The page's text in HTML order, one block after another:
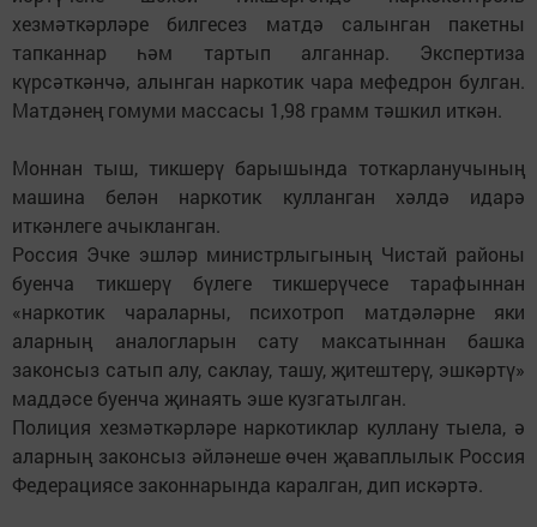
хезмәткәрләре билгесез матдә салынган пакетны
тапканнар һәм тартып алганнар. Экспертиза
күрсәткәнчә, алынган наркотик чара мефедрон булган.
Матдәнең гомуми массасы 1,98 грамм тәшкил иткән.
Моннан тыш, тикшерү барышында тоткарланучының
машина белән наркотик кулланган хәлдә идарә
иткәнлеге ачыкланган.
Россия Эчке эшләр министрлыгының Чистай районы
буенча тикшерү бүлеге тикшерүчесе тарафыннан
«наркотик чараларны, психотроп матдәләрне яки
аларның аналогларын сату максатыннан башка
законсыз сатып алу, саклау, ташу, җитештерү, эшкәртү»
маддәсе буенча җинаять эше кузгатылган.
Полиция хезмәткәрләре наркотиклар куллану тыела, ә
аларның законсыз әйләнеше өчен җаваплылык Россия
Федерациясе законнарында каралган, дип искәртә.